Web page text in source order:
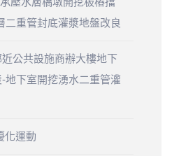
二重管封底灌漿地盤改良
近公共設施商辦大樓地下
地下室開挖湧水二重管灌
化運動